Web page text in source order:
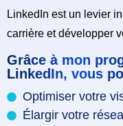
LinkedIn est un levier
carrière et développer
Grâce à mon
LinkedIn, vous
Optimiser votre
Élargir votre